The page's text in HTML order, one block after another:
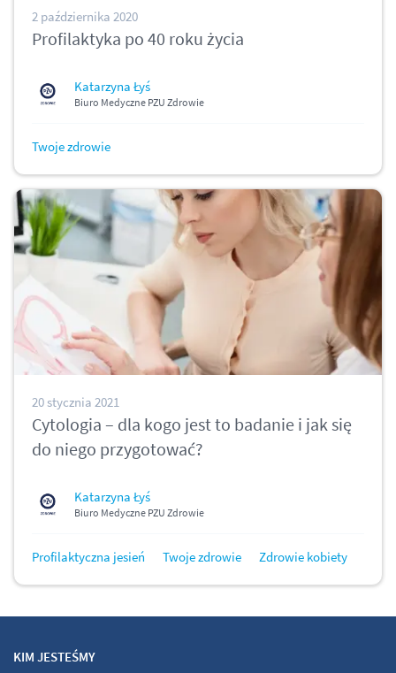
2 października 2020
Profilaktyka po 40 roku życia
Katarzyna Łyś
Biuro Medyczne PZU Zdrowie
Twoje zdrowie
20 stycznia 2021
Cytologia – dla kogo jest to badanie i jak się
do niego przygotować?
Katarzyna Łyś
Biuro Medyczne PZU Zdrowie
Profilaktyczna jesień Twoje zdrowie Zdrowie kobiety
KIM JESTEŚMY